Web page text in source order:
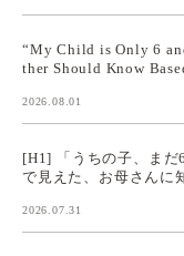
“My Child is Only 6
ther Should Know
2026.08.01
[H1] 「うちの子、ま
で見えた、お母さんに
2026.07.31